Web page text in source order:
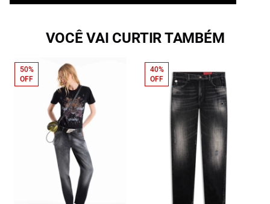
VOCÊ VAI CURTIR TAMBÉM
50%
OFF
40%
OFF